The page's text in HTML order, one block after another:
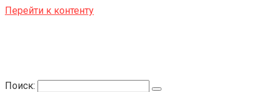
Перейти к контенту
Поиск: